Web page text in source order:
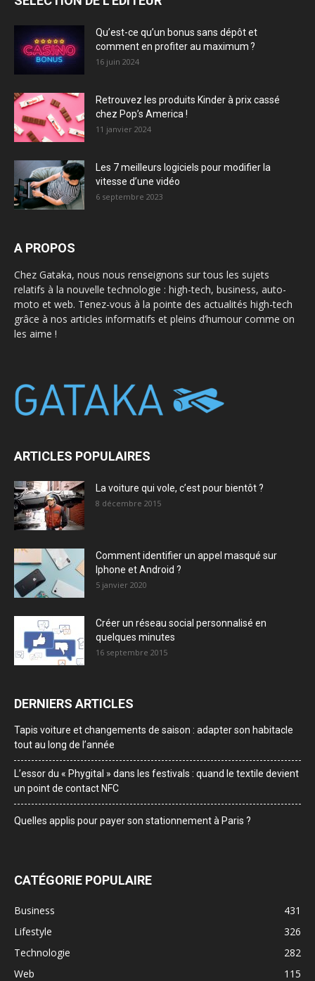
Qu’est-ce qu’un bonus sans dépôt et
comment en profiter au maximum ?
16 juin 2024
Retrouvez les produits Kinder à prix cassé
chez Pop’s America !
11 janvier 2024
Les 7 meilleurs logiciels pour modifier la
vitesse d’une vidéo
6 septembre 2023
A PROPOS
Chez Gataka, nous nous renseignons sur tous les sujets
relatifs à la nouvelle technologie : high-tech, business, auto-
moto et web. Tenez-vous à la pointe des actualités high-tech
grâce à nos articles informatifs et pleins d’humour comme on
les aime !
ARTICLES POPULAIRES
La voiture qui vole, c’est pour bientôt ?
8 décembre 2015
Comment identifier un appel masqué sur
Iphone et Android ?
5 janvier 2020
Créer un réseau social personnalisé en
quelques minutes
16 septembre 2015
DERNIERS ARTICLES
Tapis voiture et changements de saison : adapter son habitacle
tout au long de l’année
L’essor du « Phygital » dans les festivals : quand le textile devient
un point de contact NFC
Quelles applis pour payer son stationnement à Paris ?
CATÉGORIE POPULAIRE
Business
431
Lifestyle
326
Technologie
282
Web
115